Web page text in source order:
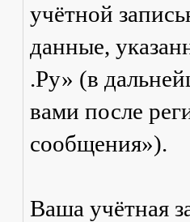
учётной
данные,
.Ру» (в
вами после
сообщения»).
Ваша учётная